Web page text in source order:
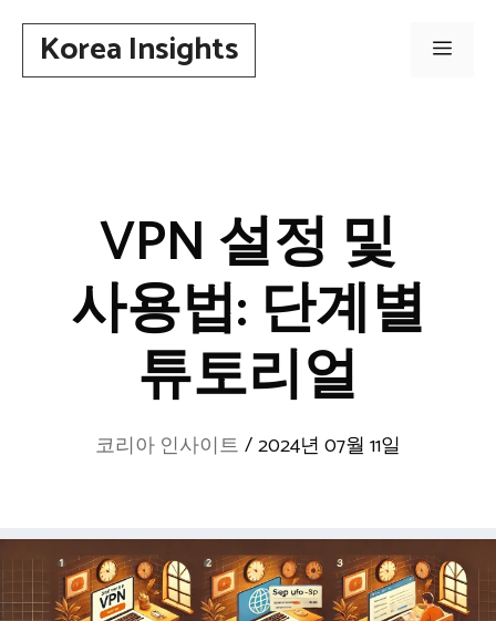
Korea Insights
메
VPN 설정 및
사용법: 단계별
튜토리얼
코리아 인사이트 /2024년 07월 11일